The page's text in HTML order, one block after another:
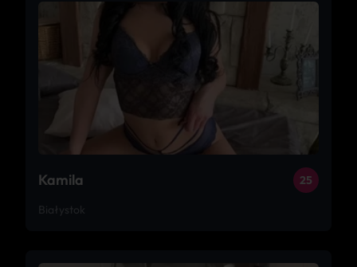
Kamila 25
Białystok